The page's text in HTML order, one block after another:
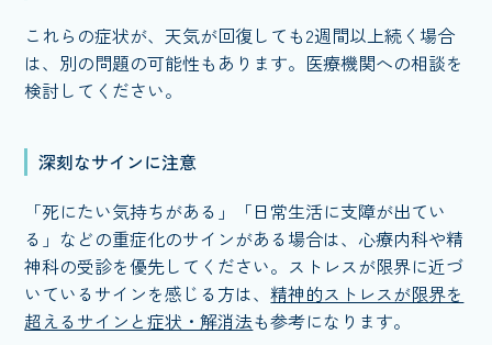
これらの症状が、天気が回復しても2週間以上続く場合
は、別の問題の可能性もあります。医療機関への相談を
検討してください。
深刻なサインに注意
「死にたい気持ちがある」「日常生活に支障が出てい
る」などの重症化のサインがある場合は、心療内科や精
神科の受診を優先してください。ストレスが限界に近づ
いているサインを感じる方は、精神的ストレスが限界を
超えるサインと症状・解消法も参考になります。